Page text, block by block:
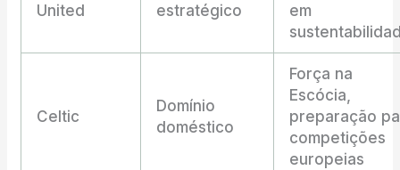
United
estratégico
em
Celtic
Domínio
doméstico
Força na
Escócia,
preparação
competições
europeias